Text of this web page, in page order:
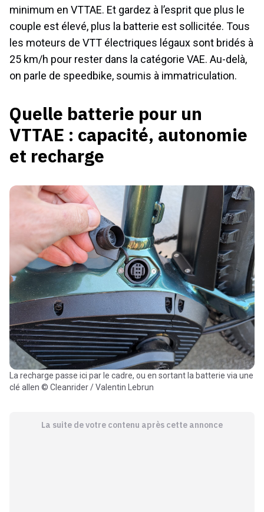
minimum en VTTAE. Et gardez à l’esprit que plus le
couple est élevé, plus la batterie est sollicitée. Tous
les moteurs de VTT électriques légaux sont bridés à
25 km/h pour rester dans la catégorie VAE. Au-delà,
on parle de speedbike, soumis à immatriculation.
Quelle batterie pour un
VTTAE : capacité, autonomie
et recharge
clé allen © Cleanrider / Valentin Lebrun
La suite de votre contenu après cette annonce